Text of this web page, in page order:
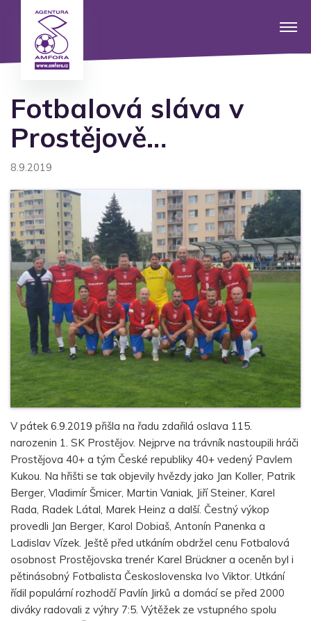
Fotbalová sláva v
Prostějově…
8.9.2019
V pátek 6.9.2019 přišla na řadu zdařilá oslava 115.
narozenin 1. SK Prostějov. Nejprve na trávník nastoupili hráči
Prostějova 40+ a tým České republiky 40+ vedený Pavlem
Kukou. Na hřišti se tak objevily hvězdy jako Jan Koller, Patrik
Berger, Vladimír Šmicer, Martin Vaniak, Jiří Steiner, Karel
Rada, Radek Látal, Marek Heinz a další. Čestný výkop
provedli Jan Berger, Karol Dobiaš, Antonín Panenka a
Ladislav Vízek. Ještě před utkáním obdržel cenu Fotbalová
osobnost Prostějovska trenér Karel Brückner a oceněn byl i
pětinásobný Fotbalista Československa Ivo Viktor. Utkání
řídil populární rozhodčí Pavlín Jirků a domácí se před 2000
diváky radovali z výhry 7:5. Výtěžek ze vstupného spolu